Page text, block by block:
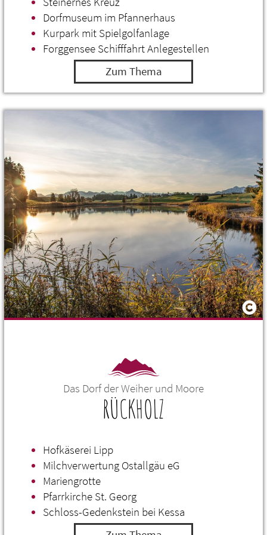
Dorfmuseum im Pfannerhaus
Kurpark mit Spielgolfanlage
Forggensee Schifffahrt Anlegestellen
Zum Thema
Das Dorf der Weiher und Moore
RÜCKHOLZ
Hofkäserei Lipp
Milchverwertung Ostallgäu eG
Mariengrotte
Pfarrkirche St. Georg
Schloss-Gedenkstein bei Kessa